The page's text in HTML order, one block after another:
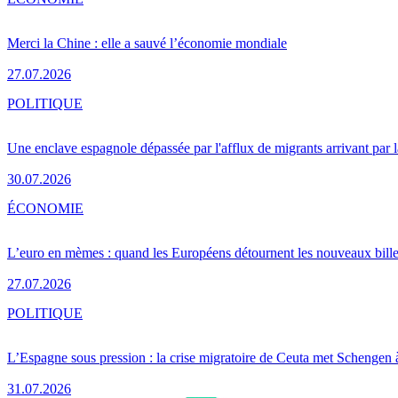
Merci la Chine : elle a sauvé l’économie mondiale
27.07.2026
Une enclave espagnole dépassée par l'afflux de migrants arrivant par
30.07.2026
POLITIQUE
L’euro en mèmes : quand les Européens détournent les nouveaux
27.07.2026
ÉCONOMIE
L’Espagne sous pression : la crise migratoire de Ceuta met Schengen
31.07.2026
POLITIQUE